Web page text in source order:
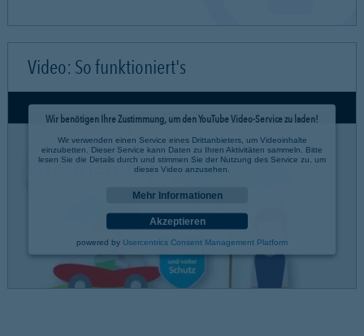
Video: So funktioniert's
Wir benötigen Ihre Zustimmung, um den YouTube Video-Service zu laden!
Wir verwenden einen Service eines Drittanbieters, um Videoinhalte
einzubetten. Dieser Service kann Daten zu Ihren Aktivitäten sammeln. Bitte
lesen Sie die Details durch und stimmen Sie der Nutzung des Service zu, um
dieses Video anzusehen.
Mehr Informationen
Akzeptieren
powered by Usercentrics Consent Management Platform